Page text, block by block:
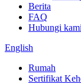
Berita
FAQ
Hubungi kami
English
Rumah
Sertifikat